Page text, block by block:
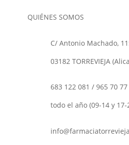
QUIÉNES SOMOS
C/ Antonio Machado,
03182 TORREVIEJA
683 122 081 / 965 70
todo el año (09-14 y 17-